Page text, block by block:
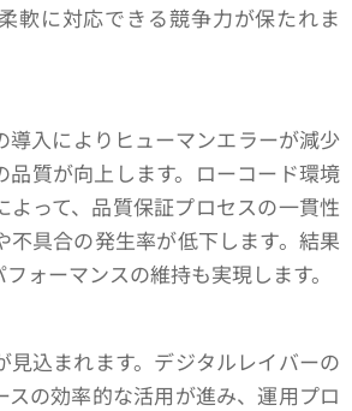
軟に対応できる競争力が保たれま
導入によりヒューマンエラーが減少
品質が向上します。ローコード環境
よって、品質保証プロセスの一貫性
不具合の発生率が低下します。結果
ォーマンスの維持も実現します。
見込まれます。デジタルレイバーの
スの効率的な活用が進み、運用プロ